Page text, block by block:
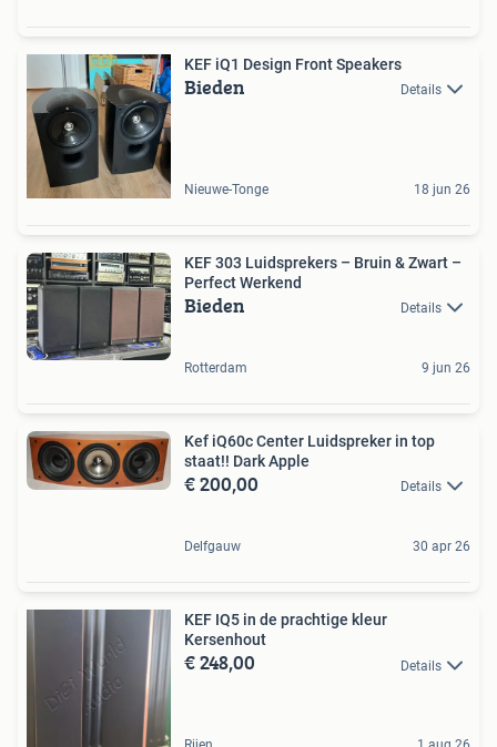
KEF iQ1 Design Front Speakers
Bieden Details
Nieuwe-Tonge 18 jun 26
KEF 303 Luidsprekers – Bruin & Zwart –
Perfect Werkend
Bieden Details
Rotterdam 9 jun 26
Kef iQ60c Center Luidspreker in top
staat!! Dark Apple
€ 200,00 Details
Delfgauw 30 apr 26
KEF IQ5 in de prachtige kleur
Kersenhout
€ 248,00 Details